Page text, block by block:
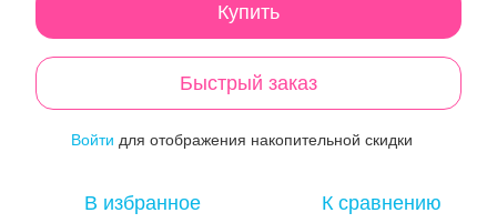
Купить
Быстрый заказ
Войти для отображения накопительной скидки
В избранное К сравнению